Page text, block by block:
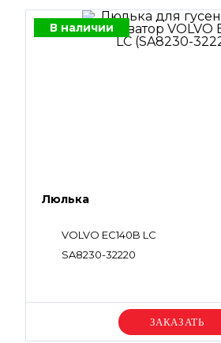
В наличии
Люлька
VOLVO EC140B LC
SA8230-32220
Уточняйте цену